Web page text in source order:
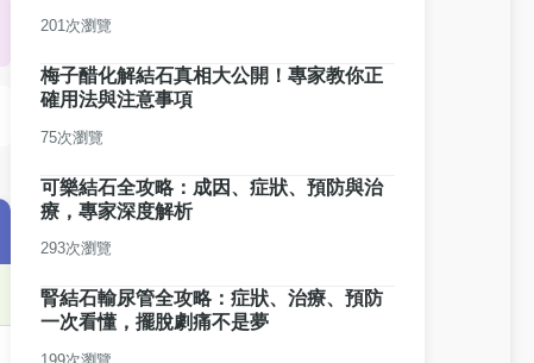
201次瀏覽
梅子醋化解結石真相大公開！專家教你正
確用法與注意事項
75次瀏覽
可樂結石全攻略：成因、症狀、預防與治
療，專家深度解析
293次瀏覽
腎結石輸尿管全攻略：症狀、治療、預防
一次看懂，擺脫劇痛不是夢